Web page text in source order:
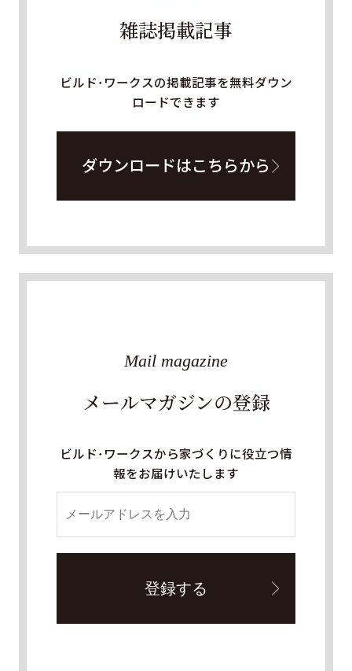
雑誌掲載記事
ビルド・ワークスの掲載記事を無料ダウン
ロードできます
ダウンロードはこちらから
メールマガジンの登録
Mail magazine
ビルド・ワークスから家づくりに役立つ情
報をお届けいたします